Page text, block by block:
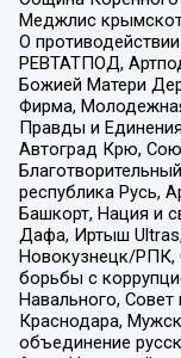
Меджлис
О
РЕВТАТПОД,
Божией Матери
Фирма,
Правды и
Автоград Крю,
республика Русь,
Башкорт, Нация и
Дафа, Иртыш
Новокузнецк/
борьбы с
Навального, Совет
Краснодара,
объединение